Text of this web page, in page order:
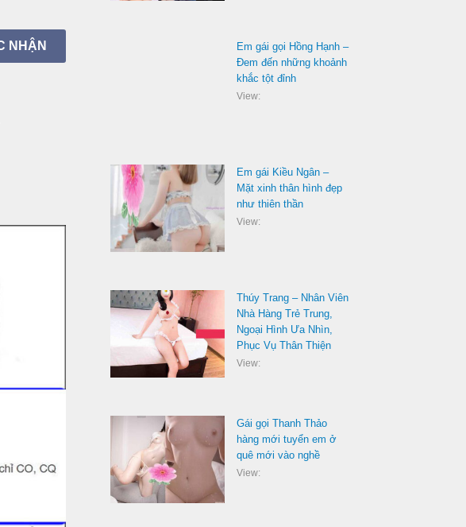
Em gái gọi Hồng Hạnh –
Đem đến những khoảnh
khắc tột đỉnh
View:
Em gái Kiều Ngân –
Mặt xinh thân hình đẹp
như thiên thần
View:
Thúy Trang – Nhân Viên
Nhà Hàng Trẻ Trung,
Ngoại Hình Ưa Nhìn,
Phục Vụ Thân Thiện
View:
Gái gọi Thanh Thảo
hàng mới tuyển em ở
quê mới vào nghề
View: